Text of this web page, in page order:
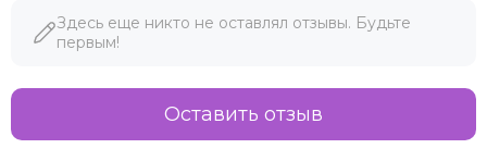
Здесь еще никто не оставлял отзывы. Будьте
первым!
Оставить отзыв